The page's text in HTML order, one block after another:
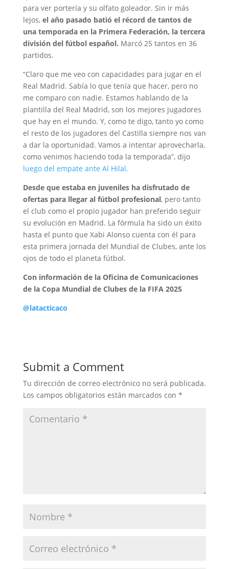
para ver portería y su olfato goleador. Sin ir más
lejos, el año pasado batió el récord de tantos de
una temporada en la Primera Federación, la tercera
división del fútbol español. Marcó 25 tantos en 36
partidos.
“Claro que me veo con capacidades para jugar en el
Real Madrid. Sabía lo que tenía que hacer, pero no
me comparo con nadie. Estamos hablando de la
plantilla del Real Madrid, son los mejores jugadores
que hay en el mundo. Y, como te digo, tanto yo como
el resto de los jugadores del Castilla siempre nos van
a dar la oportunidad. Vamos a intentar aprovecharla,
como venimos haciendo toda la temporada”, dijo
luego del empate ante Al Hilal.
Desde que estaba en juveniles ha disfrutado de
ofertas para llegar al fútbol profesional, pero tanto
el club como el propio jugador han preferido seguir
su evolución en Madrid. La fórmula ha sido un éxito
hasta el punto que Xabi Alonso cuenta con él para
esta primera jornada del Mundial de Clubes, ante los
ojos de todo el planeta fútbol.
Con información de la Oficina de Comunicaciones
de la Copa Mundial de Clubes de la FIFA 2025
@latacticaco
Submit a Comment
Tu dirección de correo electrónico no será publicada.
Los campos obligatorios están marcados con *